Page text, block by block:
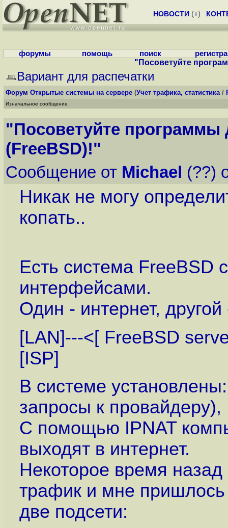
НОВОСТИ (+)
форумы помощь поиск
"Посоветуйте
Вариант для распечатки
Форум Открытые системы на сервере (Учет трафика, статистика/
Изначальное сообщение
"Посоветуйте программы
(FreeBSD)!"
Сообщение от Michael (??)
Никак не могу
копать..
Есть система FreeBSD
интерфейсами.
Один - интернет,
[LAN]---<[ FreeBSD
[ISP]
В системе
запросы к
С помощью IPNAT
выходят в интернет.
Некоторое время назад
трафик и мне пришлось
две подсети: